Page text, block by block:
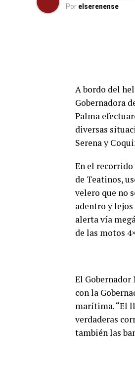
Por elserenense
A bordo del
Gobernadora
Palma
diversas
Serena y
En el recorrido
de Teatinos,
velero que no
adentro y
alerta vía
de las motos
El
con la
marítima. “El
verdaderas
también las